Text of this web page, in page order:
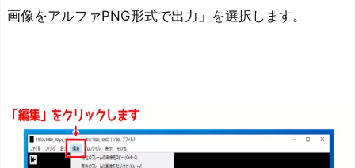
画像をアルファPNG形式で出力」を選択します。